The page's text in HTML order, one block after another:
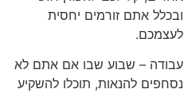
ובכלל אתם זורמים יחסית
לעצמכם.
עבודה – שבוע שבו אם אתם לא
נסחפים להנאות, תוכלו להשקיע